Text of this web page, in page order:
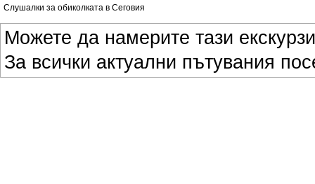
Слушалки за обиколката в Сеговия
Можете да намерите тази
За всички актуални пътувания